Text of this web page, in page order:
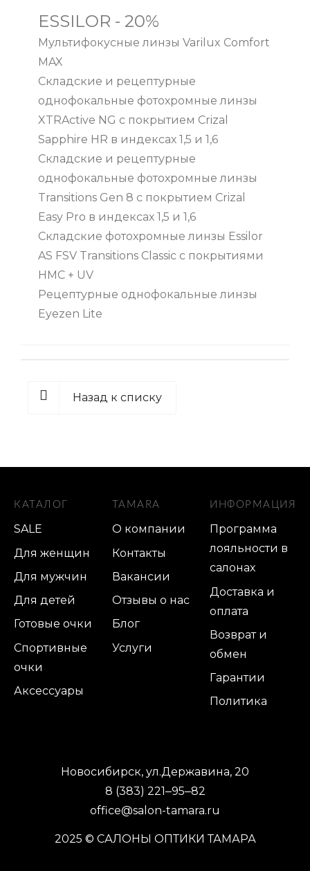
ESSILOR - 20%
Мультифокусные линзы Varilux Comfort
MAX
Складские и рецептурные
однофокальные фотохромные линзы
XTRActive NG c покрытием Crizal
Sapphire HR в индексах 1,5 и 1,6
Складские и рецептурные
однофокальные фотохромные линзы
Transitions Gen 8 с покрытием Crizal
Easy Pro в индексах 1,5 и 1,6
Складские фотохромные линзы Essilor
AS FSV Transitions Classic с покрытиями
HMC + UV
Рецептурные однофокальные линзы
Eyezen Lite
Назад к списку
КАТАЛОГ
SALE
Для женщин
Для мужчин
Для детей
Готовые очки
Спортивные
очки
Аксессуары
TAMARA
О компании
Контакты
Вакансии
Отзывы о нас
Блог
Услуги
ИНФОРМАЦИЯ
Программа
лояльности в
салонах
Доставка и
оплата
Возврат и
обмен
Гарантии
Политика
Новосибирск, ул.Державина, 20
8 (383) 221‒95‒82
office@salon-tamara.ru
2025 © САЛОНЫ ОПТИКИ ТАМАРА